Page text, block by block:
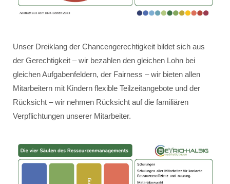
Unser Dreiklang der Chancengerechtigkeit bildet sich aus
der Gerechtigkeit – wir bezahlen den gleichen Lohn bei
gleichen Aufgabenfeldern, der Fairness – wir bieten allen
Mitarbeitern mit Kindern flexible Teilzeitangebote und der
Rücksicht – wir nehmen Rücksicht auf die familiären
Verpflichtungen unserer Mitarbeiter.